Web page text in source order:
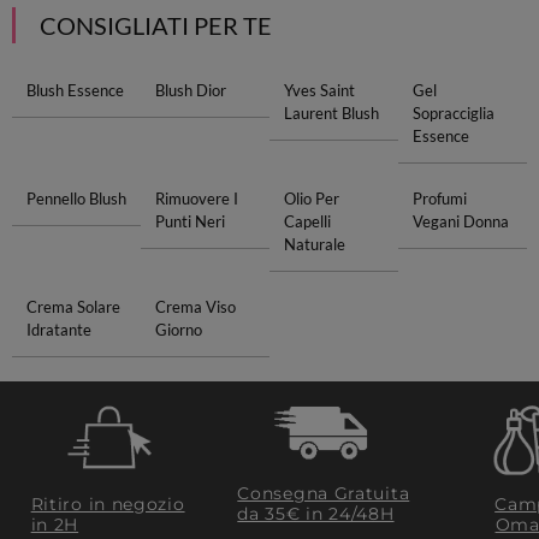
CONSIGLIATI PER TE
Blush Essence Blush Dior
Yves Saint
Laurent Blush
Gel
Sopracciglia
Essence
Pennello Blush
Rimuovere I
Punti Neri
Olio Per
Capelli
Naturale
Profumi
Vegani Donna
Crema Solare
Idratante
Crema Viso
Giorno
Ritiro in negozio
in 2H
Consegna Gratuita
da 35€​ in 24/48H